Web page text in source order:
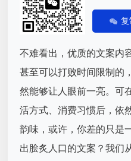
不难看出，优质的文案内
甚至可以打败时间限制的
然能够让人眼前一亮。可
活方式、消费习惯后，依
韵味，或许，你差的只是
出脍炙人口的文案？我们